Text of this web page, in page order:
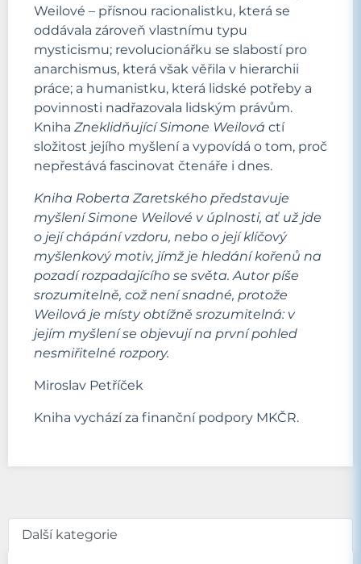
Weilové – přísnou racionalistku, která se
oddávala zároveň vlastnímu typu
mysticismu; revolucionářku se slabostí pro
anarchismus, která však věřila v hierarchii
práce; a humanistku, která lidské potřeby a
povinnosti nadřazovala lidským právům.
Kniha Zneklidňující Simone Weilová ctí
složitost jejího myšlení a vypovídá o tom, proč
nepřestává fascinovat čtenáře i dnes.
Kniha Roberta Zaretského představuje
myšlení Simone Weilové v úplnosti, ať už jde
o její chápání vzdoru, nebo o její klíčový
myšlenkový motiv, jímž je hledání kořenů na
pozadí rozpadajícího se světa. Autor píše
srozumitelně, což není snadné, protože
Weilová je místy obtížně srozumitelná: v
jejím myšlení se objevují na první pohled
nesmiřitelné rozpory.
Miroslav Petříček
Kniha vychází za finanční podpory MKČR.
Další kategorie